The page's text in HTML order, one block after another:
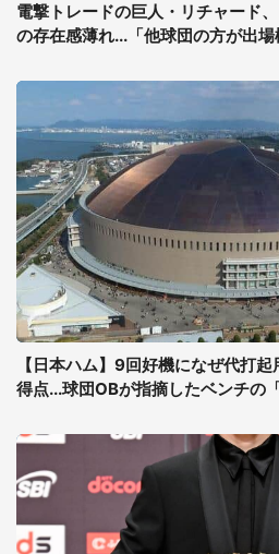
電撃トレードの巨人・リチャード
の存在感薄れ...「他球団の方が出
【日本ハム】9回好機になぜ代打
得点...球団OBが指摘したベンチの